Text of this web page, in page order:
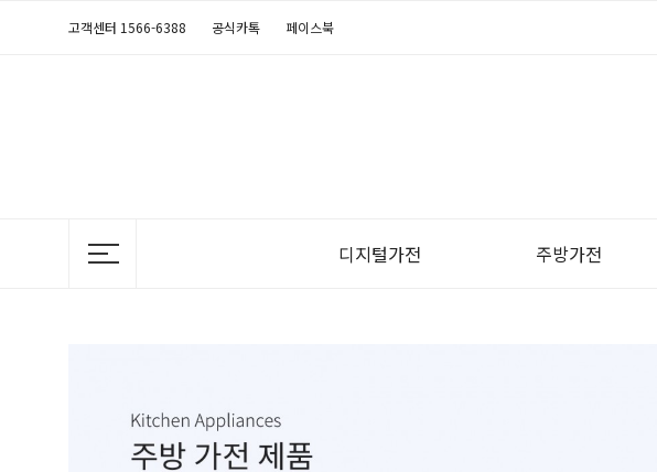
고객센터 1566-6388 공식카톡 페이스북
디지털가전
세탁기
주방가전
후드
가습청정기
반려동물가전